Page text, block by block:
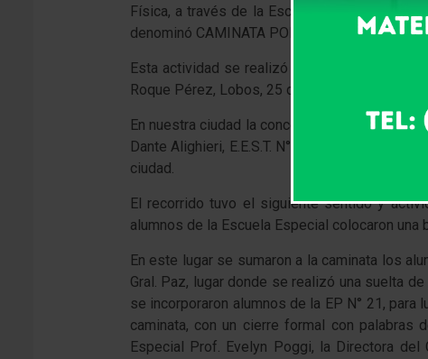
Física, a través de la Escuela de Educación
denominó CAMINATA POR LA INCLUSIÓN.
Esta actividad se realizó en forma
Roque Pérez, Lobos, 25 de Mayo y Las Flores).
En nuestra ciudad la concentración se realizó
Dante Alighieri, E.E.S.T. N° 1 y E.E.S. N° 2,
ciudad.
El recorrido tuvo el siguiente sentido y
alumnos de la Escuela Especial colocaron una
En este lugar se sumaron a la caminata los
Gral. Paz, lugar donde se realizó una suelta
se incorporaron alumnos de la EP N° 21, para
caminata, con un cierre formal con palabras
Especial Prof. Evelyn Poggi, la Directora